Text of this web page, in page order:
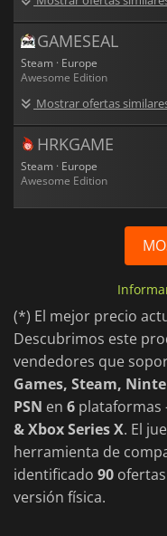
GAMESEAL
Steam · Europe
Awesome Edition
Mostrar ofertas
HRKGAME
Steam · Europe
Awesome Edition
(*) El mejor precio
Descubrimos este
vendedores que
Games, Steam,
PSN en 6 plataformas
& Xbox Series X. El
herramienta de
identificado 90
versión física.